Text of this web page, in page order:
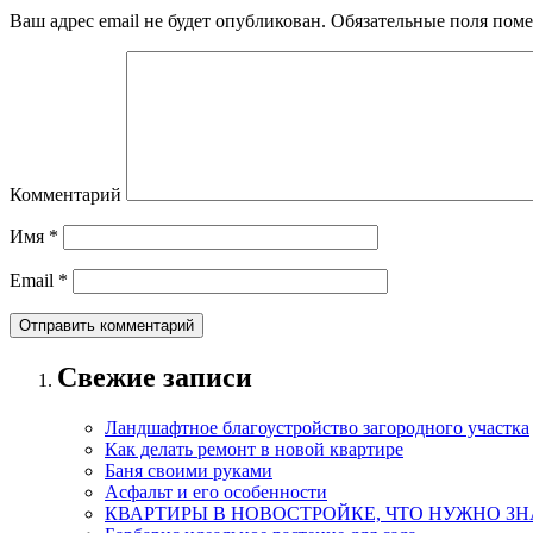
Ваш адрес email не будет опубликован. Обязательные поля
Комментарий
Имя *
Email *
Свежие записи
Ландшафтное благоустройство загородного участка
Как делать ремонт в новой квартире
Баня своими руками
Асфальт и его особенности
КВАРТИРЫ В НОВОСТРОЙКЕ, ЧТО НУЖНО